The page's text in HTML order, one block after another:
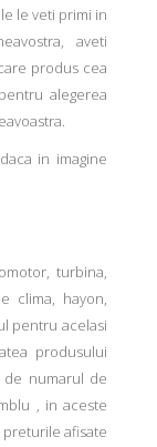
le veti primi in
aveti
produs cea
alegerea
in imagine
turbina,
clima, hayon,
pentru acelasi
produsului
de numarul de
, in aceste
afisate